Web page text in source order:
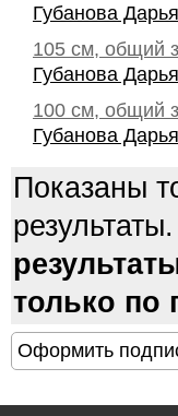
Губанова Дарья
105 см, общий
Губанова Дарья
100 см, общий
Губанова Дарья
Показаны
результаты.
только по